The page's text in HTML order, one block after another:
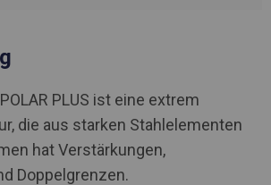
PLUS ist eine extrem
die aus starken Stahlelementen
hat Verstärkungen,
Doppelgrenzen.